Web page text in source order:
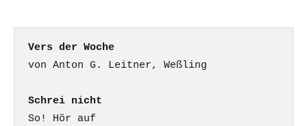
Vers der Woche
Schrei nicht
So! Hör auf